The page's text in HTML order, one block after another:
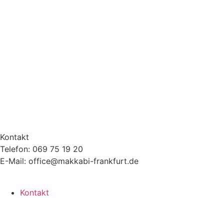
Kontakt
Telefon: 069 75 19 20
E-Mail: office@makkabi-frankfurt.de
Kontakt